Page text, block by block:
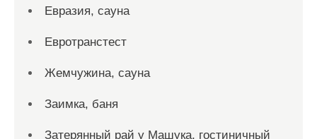
Евразия, сауна
Евротранстест
Жемчужина, сауна
Заимка, баня
Затерянный рай у Машука, гостиничный